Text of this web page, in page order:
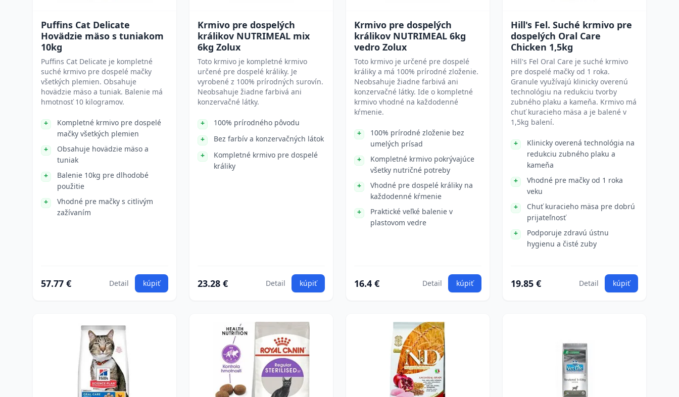
Puffins Cat Delicate
Hovädzie mäso s tuniakom
10kg
Puffins Cat Delicate je kompletné
suché krmivo pre dospelé mačky
všetkých plemien. Obsahuje
hovädzie mäso a tuniak. Balenie má
hmotnosť 10 kilogramov.
Kompletné krmivo pre dospelé
mačky všetkých plemien
Obsahuje hovädzie mäso a
tuniak
Balenie 10kg pre dlhodobé
použitie
Vhodné pre mačky s citlivým
zažívaním
57.77 € Detail kúpiť
Krmivo pre dospelých
králikov NUTRIMEAL mix
6kg Zolux
Toto krmivo je kompletné krmivo
určené pre dospelé králiky. Je
vyrobené z 100% prírodných surovín.
Neobsahuje žiadne farbivá ani
konzervačné látky.
100% prírodného pôvodu
Bez farbív a konzervačných látok
Kompletné krmivo pre dospelé
králiky
23.28 € Detail kúpiť
Krmivo pre dospelých
králikov NUTRIMEAL 6kg
vedro Zolux
Toto krmivo je určené pre dospelé
králiky a má 100% prírodné zloženie.
Neobsahuje žiadne farbivá ani
konzervačné látky. Ide o kompletné
krmivo vhodné na každodenné
kŕmenie.
100% prírodné zloženie bez
umelých prísad
Kompletné krmivo pokrývajúce
všetky nutričné potreby
Vhodné pre dospelé králiky na
každodenné kŕmenie
Praktické veľké balenie v
plastovom vedre
16.4 € Detail kúpiť
Hill's Fel. Suché krmivo pre
dospelých Oral Care
Chicken 1,5kg
Hill's Fel Oral Care je suché krmivo
pre dospelé mačky od 1 roka.
Granule využívajú klinicky overenú
technológiu na redukciu tvorby
zubného plaku a kameňa. Krmivo má
chuť kuracieho mäsa a je balené v
1,5kg balení.
Klinicky overená technológia na
redukciu zubného plaku a
kameňa
Vhodné pre mačky od 1 roka
veku
Chuť kuracieho mäsa pre dobrú
prijateľnosť
Podporuje zdravú ústnu
hygienu a čisté zuby
19.85 € Detail kúpiť